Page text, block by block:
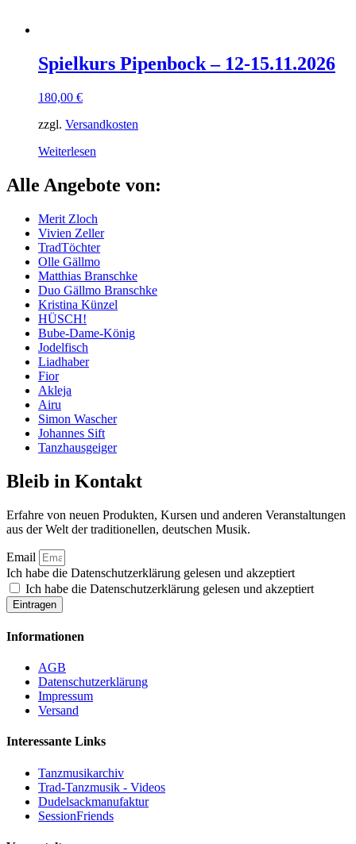
Spielkurs Pipenbock – 12-15.11.2026
180,00 €
zzgl. Versandkosten
Weiterlesen
Alle Angebote von:
Merit Zloch
Vivien Zeller
TradTöchter
Olle Gällmo
Matthias Branschke
Duo Gällmo Branschke
Kristina Künzel
HÜSCH!
Bube-Dame-König
Jodelfisch
Liadhaber
Fior
Akleja
Airu
Simon Wascher
Johannes Sift
Tanzhausgeiger
Bleib in Kontakt
Erfahre von neuen Produkten, Kursen und anderen Veranstaltungen
aus der Welt der traditionellen, deutschen Musik.
Email
Ich habe die Datenschutzerklärung gelesen und akzeptiert
Ich habe die Datenschutzerklärung gelesen und akzeptiert
Eintragen
Informationen
AGB
Datenschutzerklärung
Impressum
Versand
Interessante Links
Tanzmusikarchiv
Trad-Tanzmusik - Videos
Dudelsackmanufaktur
SessionFriends